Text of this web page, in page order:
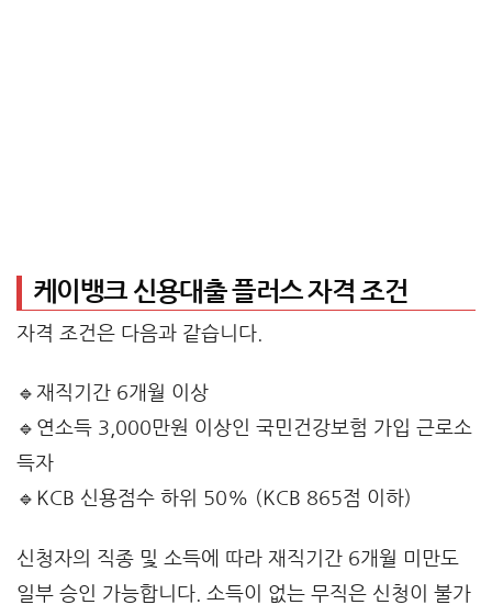
케이뱅크 신용대출 플러스 자격 조건
자격 조건은 다음과 같습니다.
🔹재직기간 6개월 이상
🔹연소득 3,000만원 이상인 국민건강보험 가입 근로소
득자
🔹KCB 신용점수 하위 50% (KCB 865점 이하)
신청자의 직종 및 소득에 따라 재직기간 6개월 미만도
일부 승인 가능합니다. 소득이 없는 무직은 신청이 불가